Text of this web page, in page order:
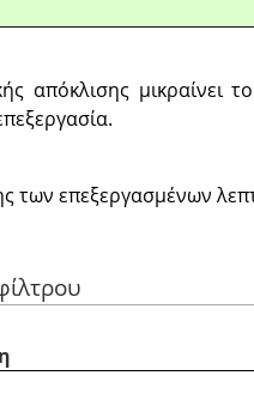
απόκλισης μικραίνει
των επεξεργασμένων